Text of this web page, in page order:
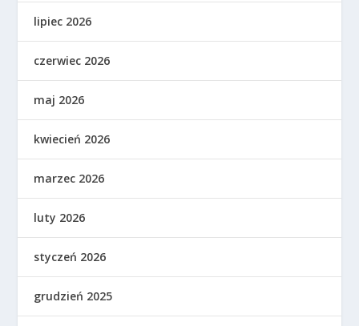
lipiec 2026
czerwiec 2026
maj 2026
kwiecień 2026
marzec 2026
luty 2026
styczeń 2026
grudzień 2025